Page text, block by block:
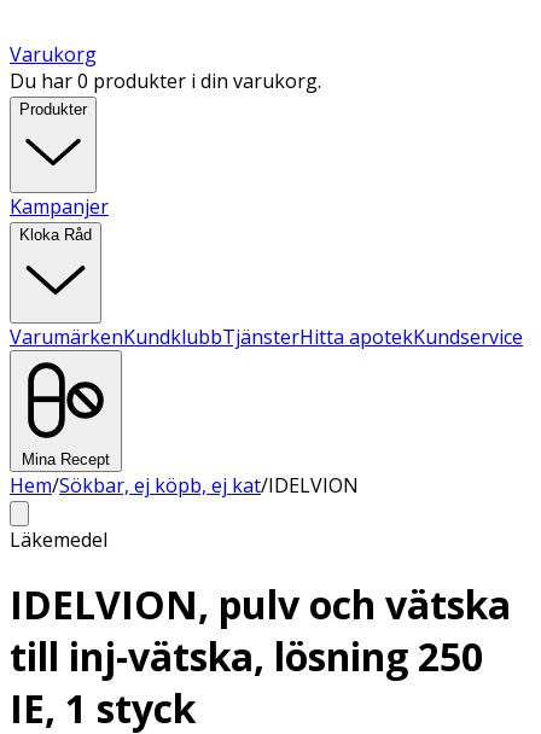
Varukorg
Du har 0 produkter i din varukorg.
Produkter
Kampanjer
Kloka Råd
VarumärkenKundklubbTjänsterHitta apotekKundservice
Mina Recept
Hem/Sökbar, ej köpb, ej kat/IDELVION
Läkemedel
IDELVION, pulv och vätska
till inj-vätska, lösning 250
IE, 1 styck